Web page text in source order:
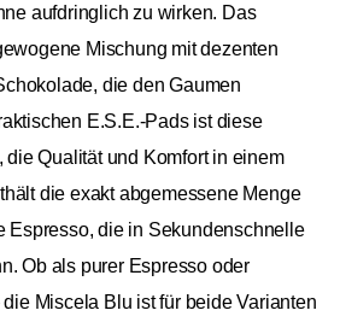
aufdringlich zu wirken. Das
Mischung mit dezenten
die den Gaumen
E.S.E.-Pads ist diese
die Qualität und Komfort in einem
die exakt abgemessene Menge
Espresso, die in Sekundenschnelle
Ob als purer Espresso oder
Miscela Blu ist für beide Varianten